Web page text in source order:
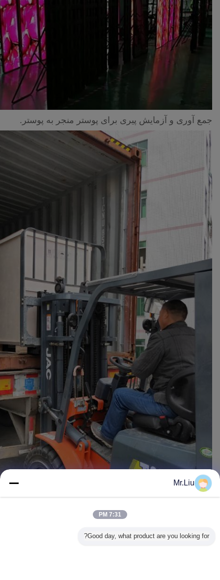
جمع آوری و آزمایش پیری برای پوستر منجر به پوستر.
Mr.Liu
7:31 PM
Good day, what product are you looking for?